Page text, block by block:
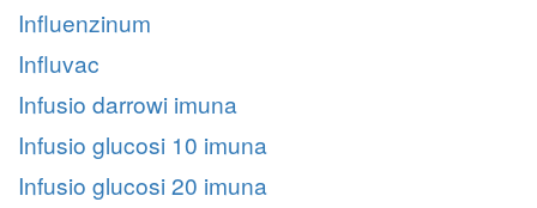
Influenzinum
Influvac
Infusio darrowi imuna
Infusio glucosi 10 imuna
Infusio glucosi 20 imuna